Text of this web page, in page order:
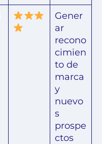
Gener
ar
recono
cimien
to de
marca
y
nuevo
s
prospe
ctos